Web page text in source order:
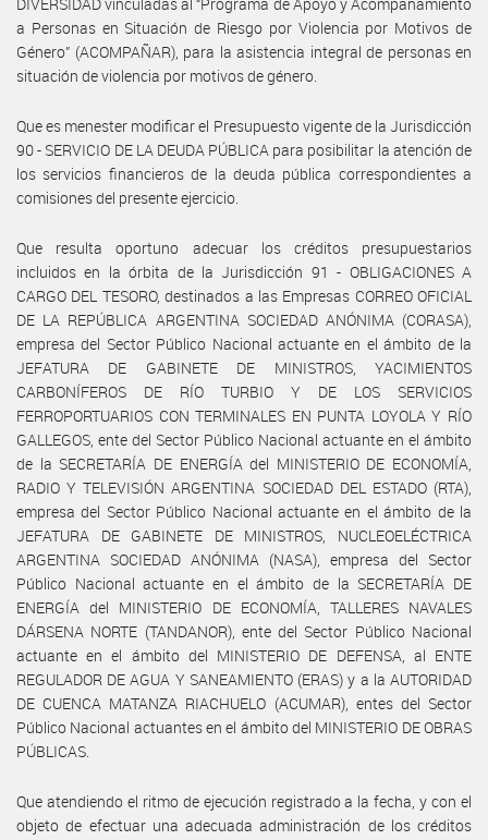
a Personas en Situación de Riesgo por Violencia por Motivos de
Género” (ACOMPAÑAR), para la asistencia integral de personas en
situación de violencia por motivos de género.
Que es menester modificar el Presupuesto vigente de la Jurisdicción
90 - SERVICIO DE LA DEUDA PÚBLICA para posibilitar la atención de
los servicios financieros de la deuda pública correspondientes a
comisiones del presente ejercicio.
Que resulta oportuno adecuar los créditos presupuestarios
incluidos en la órbita de la Jurisdicción 91 - OBLIGACIONES A
CARGO DEL TESORO, destinados a las Empresas CORREO OFICIAL
DE LA REPÚBLICA ARGENTINA SOCIEDAD ANÓNIMA (CORASA),
empresa del Sector Público Nacional actuante en el ámbito de la
JEFATURA DE GABINETE DE MINISTROS, YACIMIENTOS
CARBONÍFEROS DE RÍO TURBIO Y DE LOS SERVICIOS
FERROPORTUARIOS CON TERMINALES EN PUNTA LOYOLA Y RÍO
GALLEGOS, ente del Sector Público Nacional actuante en el ámbito
de la SECRETARÍA DE ENERGÍA del MINISTERIO DE ECONOMÍA,
RADIO Y TELEVISIÓN ARGENTINA SOCIEDAD DEL ESTADO (RTA),
empresa del Sector Público Nacional actuante en el ámbito de la
JEFATURA DE GABINETE DE MINISTROS, NUCLEOELÉCTRICA
ARGENTINA SOCIEDAD ANÓNIMA (NASA), empresa del Sector
Público Nacional actuante en el ámbito de la SECRETARÍA DE
ENERGÍA del MINISTERIO DE ECONOMÍA, TALLERES NAVALES
DÁRSENA NORTE (TANDANOR), ente del Sector Público Nacional
actuante en el ámbito del MINISTERIO DE DEFENSA, al ENTE
REGULADOR DE AGUA Y SANEAMIENTO (ERAS) y a la AUTORIDAD
DE CUENCA MATANZA RIACHUELO (ACUMAR), entes del Sector
Público Nacional actuantes en el ámbito del MINISTERIO DE OBRAS
PÚBLICAS.
Que atendiendo el ritmo de ejecución registrado a la fecha, y con el
objeto de efectuar una adecuada administración de los créditos